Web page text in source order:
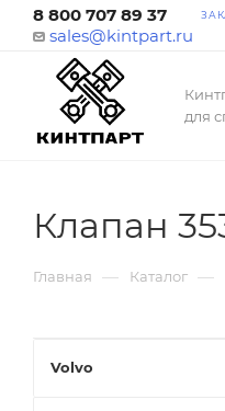
8 800 707 89 37
sales@kintpart.ru
для
Клапан
Главная — Каталог —
Volvo